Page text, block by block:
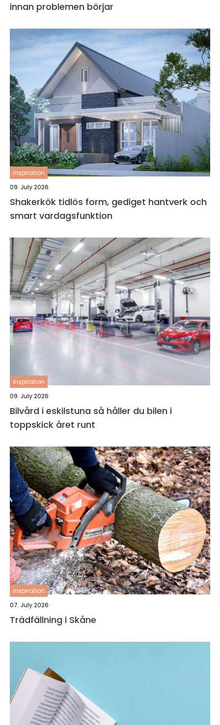
innan problemen börjar
inspiration
09. July 2026
Shakerkök tidlös form, gediget hantverk och
smart vardagsfunktion
inspiration
09. July 2026
Bilvård i eskilstuna så håller du bilen i
toppskick året runt
inspiration
07. July 2026
Trädfällning i Skåne